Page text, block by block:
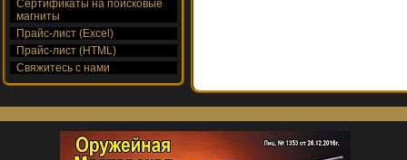
Сертификаты на поисковые
магниты
Прайс-лист (Excel)
Прайс-лист (HTML)
Свяжитесь с нами